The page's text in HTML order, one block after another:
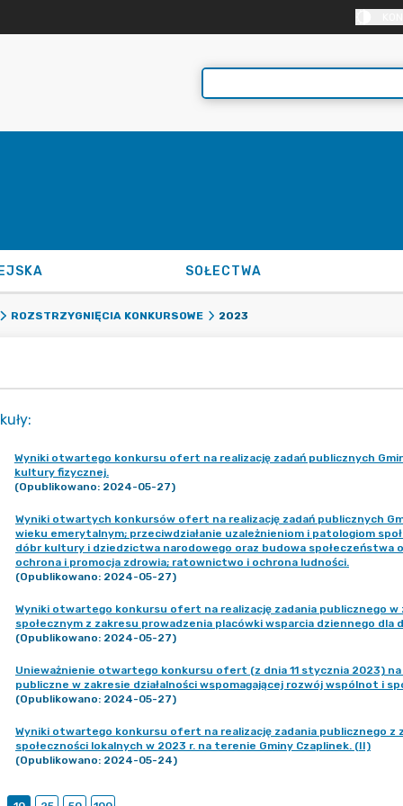
SOŁECTWA
ROZSTRZYGNIĘCIA KONKURSOWE 2023
:
Wyniki otwartego konkursu ofert na realizację zadań publicznych
kultury fizycznej.
(Opublikowano: 2024-05-27)
Wyniki otwartych konkursów ofert na realizację zadań publicznych
wieku emerytalnym; przeciwdziałanie uzależnieniom i patologiom
dóbr kultury i dziedzictwa narodowego oraz budowa
ochrona i promocja zdrowia; ratownictwo i ochrona ludności.
(Opublikowano: 2024-05-27)
Wyniki otwartego konkursu ofert na realizację zadania publicznego
społecznym z zakresu prowadzenia placówki wsparcia dziennego dla
(Opublikowano: 2024-05-27)
Unieważnienie otwartego konkursu ofert (z dnia 11 stycznia 2023)
publiczne w zakresie działalności wspomagającej rozwój wspólnot i
(Opublikowano: 2024-05-27)
Wyniki otwartego konkursu ofert na realizację zadania publicznego z
społeczności lokalnych w 2023 r. na terenie Gminy Czaplinek. (II)
(Opublikowano: 2024-05-24)